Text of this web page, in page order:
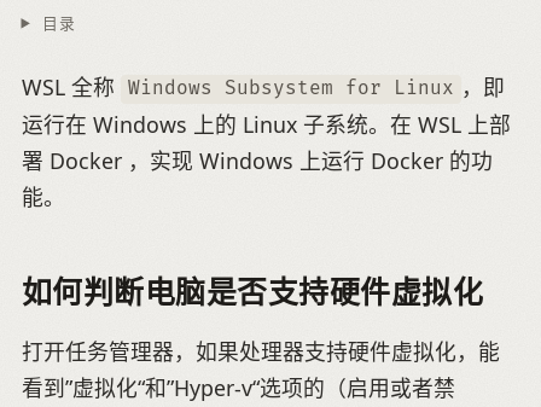
目录
WSL 全称 Windows Subsystem for Linux ，即
运行在 Windows 上的 Linux 子系统。在 WSL 上部
署 Docker ，实现 Windows 上运行 Docker 的功
能。
如何判断电脑是否支持硬件虚拟化
打开任务管理器，如果处理器支持硬件虚拟化，能
看到”虚拟化“和”Hyper-v“选项的（启用或者禁